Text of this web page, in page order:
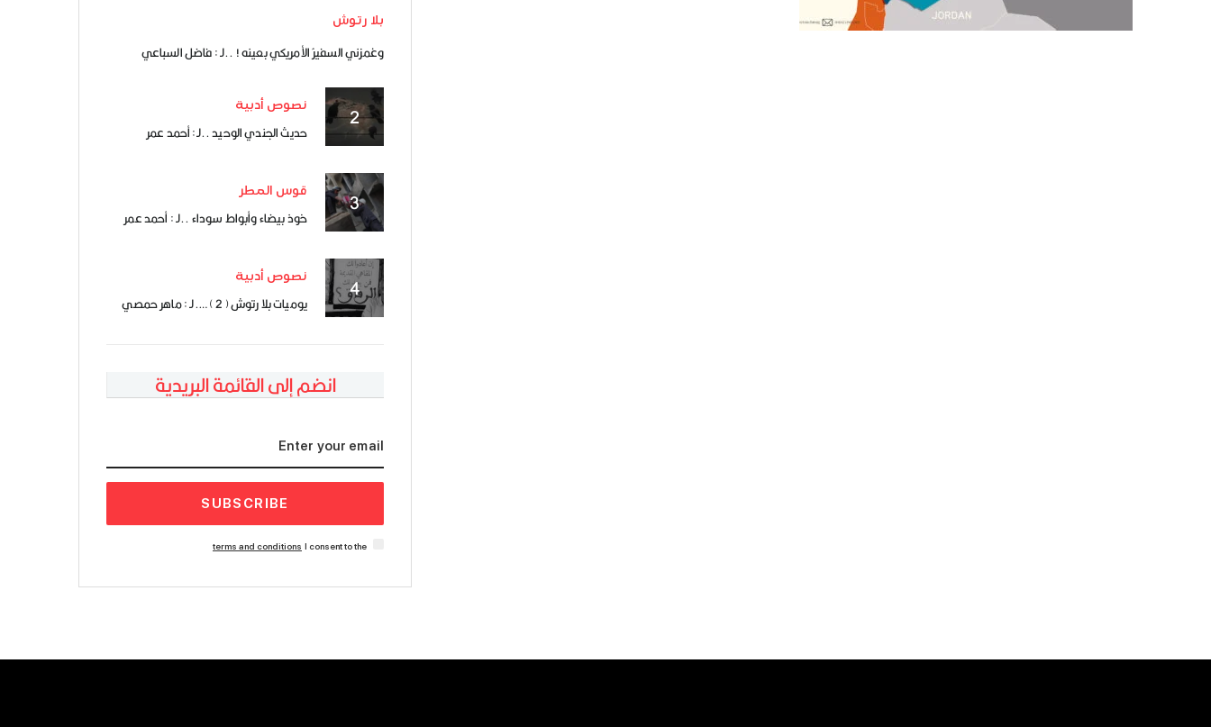
بلا رتوش
وغمزني السفيرُ الأمريكي بعينه ! ..لـ : فاضل السباعي
نصوص أدبية
حديث الجندي الوحيد ..لـ: أحمد عمر
قوس المطر
خوذ بيضاء وأبواط سوداء ..لـ : أحمد عمر
نصوص أدبية
يوميات بلا رتوش ( 2 ) ….لـ : ماهر حمصي
انضم إلى القائمة البريدية
SUBSCRIBE
I consent to the
terms and conditions